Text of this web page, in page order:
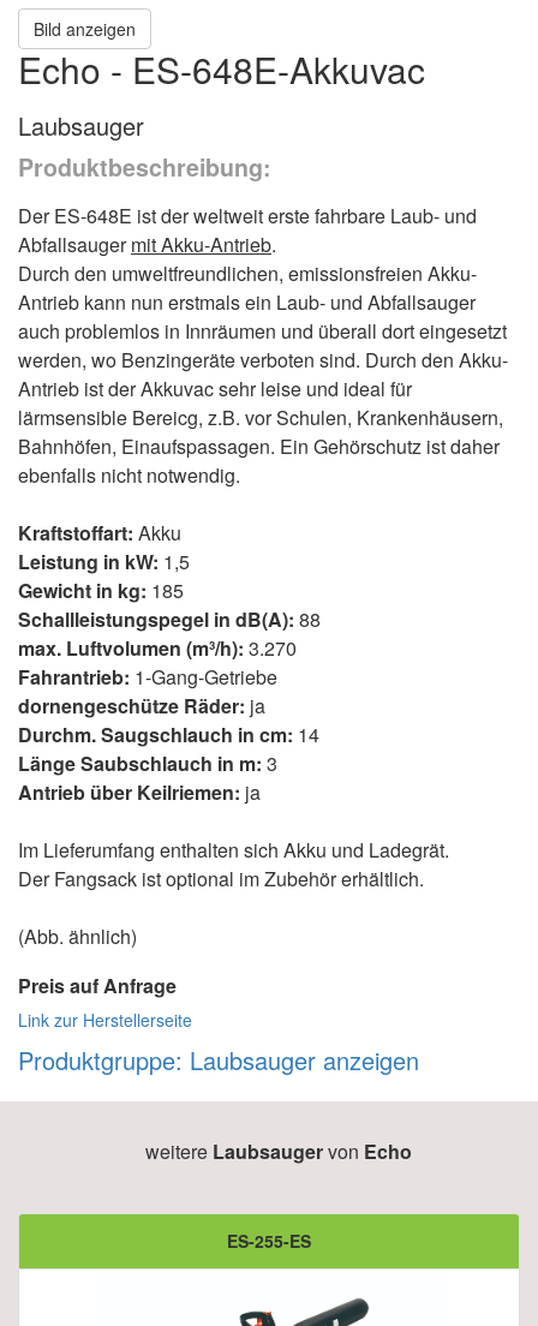
Bild anzeigen
Echo - ES-648E-Akkuvac
Laubsauger
Produktbeschreibung:
Der ES-648E ist der weltweit erste fahrbare Laub- und
Abfallsaugermit Akku-Antrieb.
Durch den umweltfreundlichen, emissionsfreien Akku-
Antrieb kann nun erstmals ein Laub- und Abfallsauger
auch problemlos in Innräumen und überall dort eingesetzt
werden, wo Benzingeräte verboten sind. Durch den Akku-
Antrieb ist der Akkuvac sehr leise und ideal für
lärmsensible Bereicg, z.B. vor Schulen, Krankenhäusern,
Bahnhöfen, Einaufspassagen. Ein Gehörschutz ist daher
ebenfalls nicht notwendig.
Kraftstoffart: Akku
Leistung in kW: 1,5
Gewicht in kg: 185
Schallleistungspegel in dB(A): 88
max. Luftvolumen (m³/h): 3.270
Fahrantrieb: 1-Gang-Getriebe
dornengeschütze Räder: ja
Durchm. Saugschlauch in cm: 14
Länge Saubschlauch in m: 3
Antrieb über Keilriemen: ja
Im Lieferumfang enthalten sich Akku und Ladegrät.
Der Fangsack ist optional im Zubehör erhältlich.
(Abb. ähnlich)
Preis auf Anfrage
Link zur Herstellerseite
Produktgruppe: Laubsauger anzeigen
weitere Laubsaugervon Echo
ES-255-ES